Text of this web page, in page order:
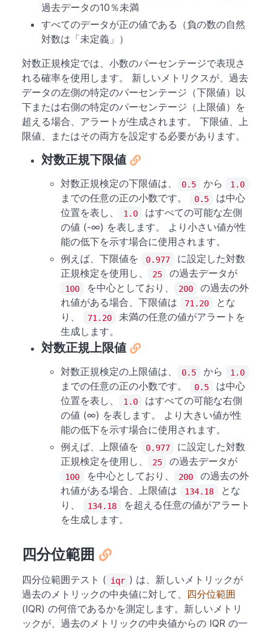
過去データの10％未満
すべてのデータが正の値である（負の数の自然
対数は「未定義」）
対数正規検定では、小数のパーセンテージで表現さ
れる確率を使用します。 新しいメトリクスが、過去
データの左側の特定のパーセンテージ（下限値）以
下または右側の特定のパーセンテージ（上限値）を
超える場合、アラートが生成されます。 下限値、上
限値、またはその両方を設定する必要があります。
対数正規下限値
対数正規検定の下限値は、 0.5 から 1.0
までの任意の正の小数です。 0.5
は中心
位置を表し、
1.0
はすべての可能な左側
の値 (-∞) を表します。 より小さい値が性
能の低下を示す場合に使用されます。
例えば、下限値を
0.977
に設定した対数
正規検定を使用し、
25 の過去データが
100 を中心としており、 200
の過去の外
れ値がある場合、下限値は
71.20
とな
り、
71.20
未満の任意の値がアラートを
生成します。
対数正規上限値
対数正規検定の上限値は、 0.5 から 1.0
までの任意の正の小数です。 0.5
は中心
位置を表し、
1.0
はすべての可能な右側
の値 (∞) を表します。 より大きい値が性
能の低下を示す場合に使用されます。
例えば、上限値を
0.977
に設定した対数
正規検定を使用し、
25 の過去データが
100 を中心としており、 200
の過去の外
れ値がある場合、上限値は
134.18
とな
り、
134.18
を超える任意の値がアラート
を生成します。
四分位範囲
四分位範囲テスト ( iqr ) は、新しいメトリックが
過去のメトリックの中央値に対して、 四分位範囲
(IQR) の何倍であるかを測定します。新しいメトリ
ックが、過去のメトリックの中央値からの IQR の一